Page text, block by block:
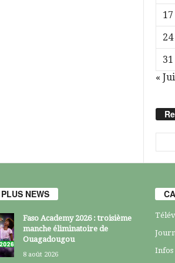
17
24
31
«
NEWS
Faso Academy 2026 : troisième
manche éliminatoire de
Ouagadougou
8 août 2026
Infos